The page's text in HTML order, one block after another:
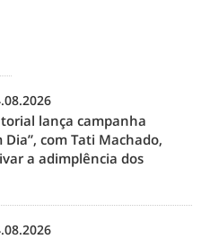
lança campanha
Dia”, com Tati Machado,
a adimplência dos